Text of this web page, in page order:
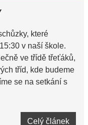
které
v naší škole.
ve třídě třeťáků,
tříd, kde budeme
se na setkání s
Celý článek